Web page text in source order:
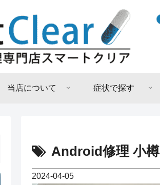
当店について 症状で探す
Android修理 小樽
2024-04-05